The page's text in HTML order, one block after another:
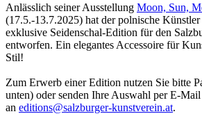
Anlässlich seiner Ausstellung Moon, Sun,
(17.5.-13.7.2025) hat der polnische
exklusive Seidenschal-Edition für den
entworfen. Ein elegantes Accessoire für
Stil!
Zum Erwerb einer Edition nutzen Sie bitte
unten) oder senden Ihre Auswahl per E-Mail
an editions@salzburger-kunstverein.at.